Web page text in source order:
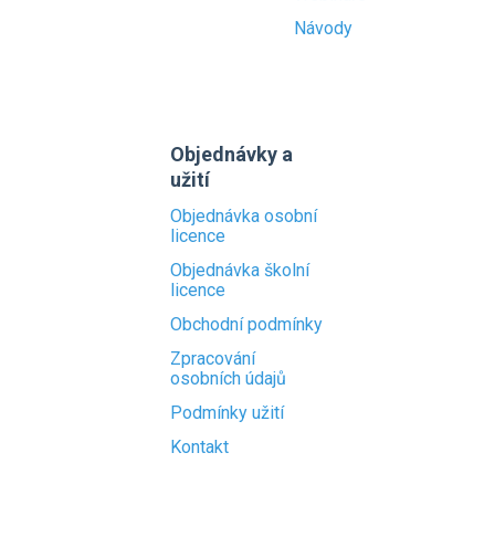
Návody
Objednávky a
užití
Objednávka osobní
licence
Objednávka školní
licence
Obchodní podmínky
Zpracování
osobních údajů
Podmínky užití
Kontakt